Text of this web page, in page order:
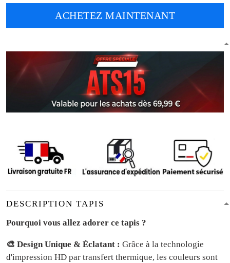
ACHETEZ MAINTENANT
DESCRIPTION TAPIS
Pourquoi vous allez adorer ce tapis ?
🎨 Design Unique & Éclatant : Grâce à la technologie
d'impression HD par transfert thermique, les couleurs sont